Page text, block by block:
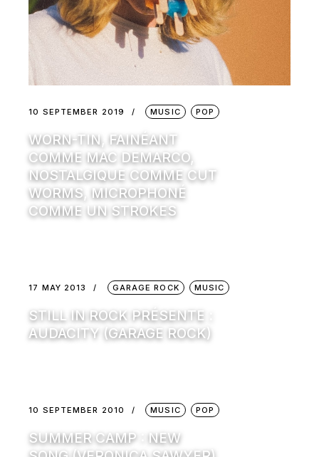
10 SEPTEMBER 2019 MUSIC POP
WORN-TIN, FAINÉANT
COMME MAC DEMARCO,
NOSTALGIQUE COMME CUT
WORMS, MICROPHONÉ
COMME UN STROKES
17 MAY 2013 GARAGE ROCK MUSIC
STILL IN ROCK PRÉSENTE :
AUDACITY (GARAGE ROCK)
10 SEPTEMBER 2010 MUSIC POP
SUMMER CAMP : NEW